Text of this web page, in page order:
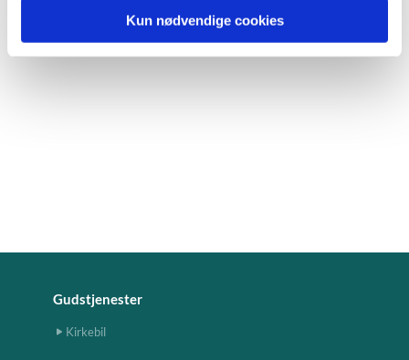
Kun nødvendige cookies
Gudstjenester
Kirkebil